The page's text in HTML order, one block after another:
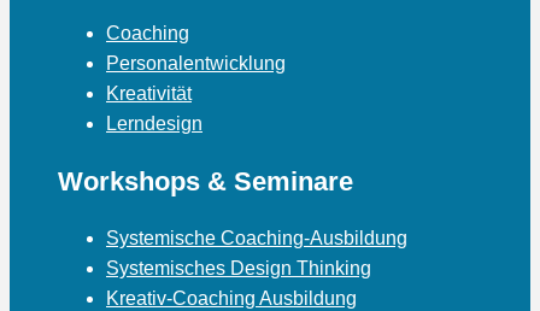
Coaching
Personalentwicklung
Kreativität
Lerndesign
Workshops & Seminare
Systemische Coaching-Ausbildung
Systemisches Design Thinking
Kreativ-Coaching Ausbildung